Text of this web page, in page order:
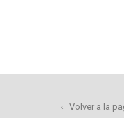
Volver a la